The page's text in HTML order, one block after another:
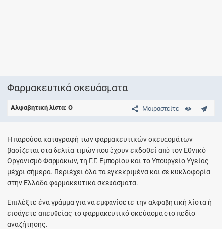
Φαρμακευτικά σκευάσματα
Μοιραστείτε
Αλφαβητική λίστα: O
Η παρούσα καταγραφή των φαρμακευτικών σκευασμάτων
βασίζεται στα δελτία τιμών που έχουν εκδοθεί από τον Εθνικό
Οργανισμό Φαρμάκων, τη Γ.Γ. Εμπορίου και το Υπουργείο Υγείας
μέχρι σήμερα. Περιέχει όλα τα εγκεκριμένα και σε κυκλοφορία
στην Ελλάδα φαρμακευτικά σκευάσματα.
Επιλέξτε ένα γράμμα για να εμφανίσετε την αλφαβητική λίστα ή
εισάγετε απευθείας το φαρμακευτικό σκεύασμα στο πεδίο
αναζήτησης.